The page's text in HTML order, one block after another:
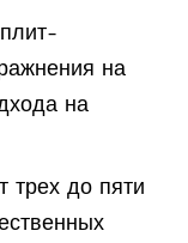
на
на
трех до пяти